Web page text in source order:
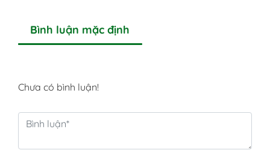
Bình luận mặc định
Chưa có bình luận!